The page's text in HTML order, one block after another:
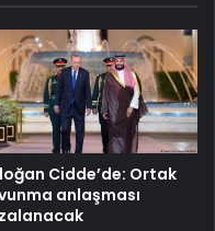
Cidde’de: Ortak
anlaşması